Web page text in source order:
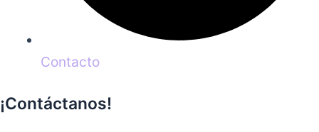
Contacto
¡Contáctanos!